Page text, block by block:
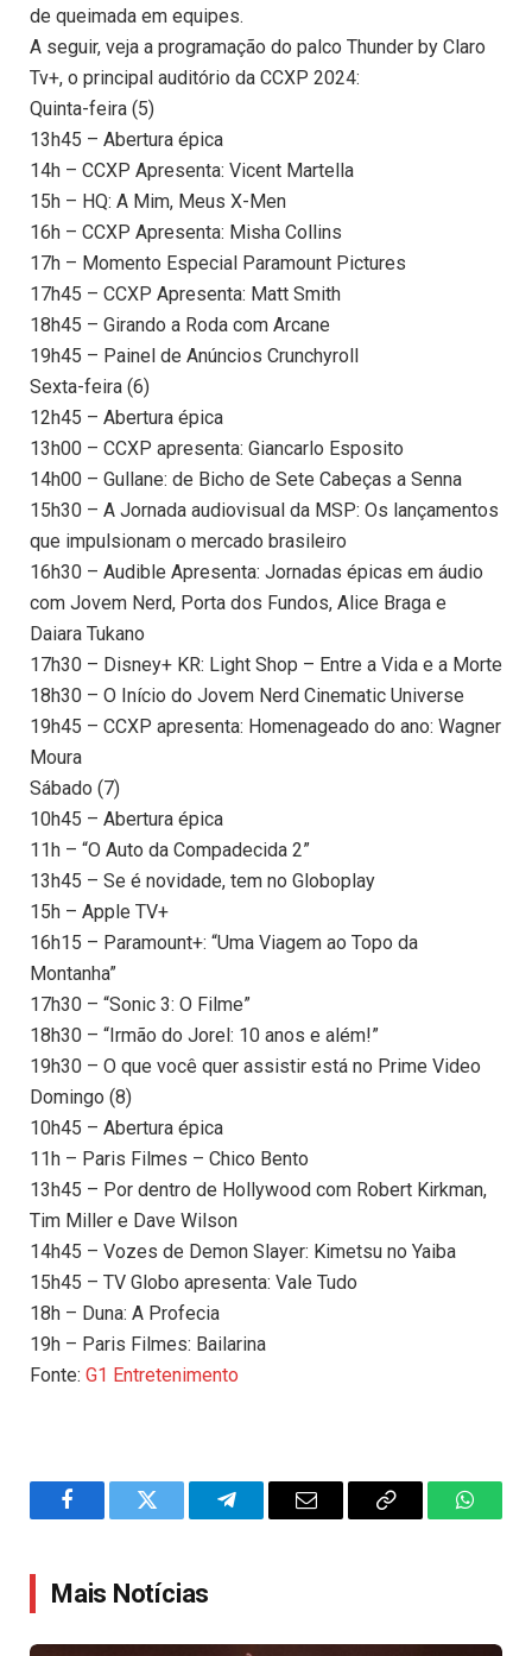
de queimada em equipes.
A seguir, veja a programação do palco Thunder by Claro
Tv+, o principal auditório da CCXP 2024:
Quinta-feira (5)
13h45 – Abertura épica
14h – CCXP Apresenta: Vicent Martella
15h – HQ: A Mim, Meus X-Men
16h – CCXP Apresenta: Misha Collins
17h – Momento Especial Paramount Pictures
17h45 – CCXP Apresenta: Matt Smith
18h45 – Girando a Roda com Arcane
19h45 – Painel de Anúncios Crunchyroll
Sexta-feira (6)
12h45 – Abertura épica
13h00 – CCXP apresenta: Giancarlo Esposito
14h00 – Gullane: de Bicho de Sete Cabeças a Senna
15h30 – A Jornada audiovisual da MSP: Os lançamentos
que impulsionam o mercado brasileiro
16h30 – Audible Apresenta: Jornadas épicas em áudio
com Jovem Nerd, Porta dos Fundos, Alice Braga e
Daiara Tukano
17h30 – Disney+ KR: Light Shop – Entre a Vida e a Morte
18h30 – O Início do Jovem Nerd Cinematic Universe
19h45 – CCXP apresenta: Homenageado do ano: Wagner
Moura
Sábado (7)
10h45 – Abertura épica
11h – “O Auto da Compadecida 2”
13h45 – Se é novidade, tem no Globoplay
15h – Apple TV+
16h15 – Paramount+: “Uma Viagem ao Topo da
Montanha”
17h30 – “Sonic 3: O Filme”
18h30 – “Irmão do Jorel: 10 anos e além!”
19h30 – O que você quer assistir está no Prime Video
Domingo (8)
10h45 – Abertura épica
11h – Paris Filmes – Chico Bento
13h45 – Por dentro de Hollywood com Robert Kirkman,
Tim Miller e Dave Wilson
14h45 – Vozes de Demon Slayer: Kimetsu no Yaiba
15h45 – TV Globo apresenta: Vale Tudo
18h – Duna: A Profecia
19h – Paris Filmes: Bailarina
Fonte: G1 Entretenimento
FacebookTwitter TelegramEmail
Copy
Mais Notícias